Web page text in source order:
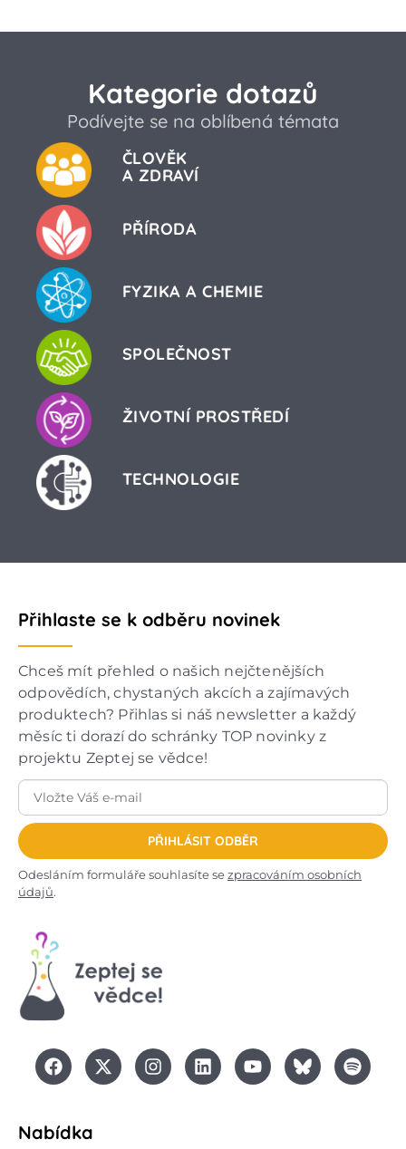
Kategorie dotazů
Podívejte se na oblíbená témata
ČLOVĚK
A ZDRAVÍ
PŘÍRODA
FYZIKA A CHEMIE
SPOLEČNOST
ŽIVOTNÍ PROSTŘEDÍ
TECHNOLOGIE
Přihlaste se k odběru novinek
Chceš mít přehled o našich nejčtenějších
odpovědích, chystaných akcích a zajímavých
produktech? Přihlas si náš newsletter a každý
měsíc ti dorazí do schránky TOP novinky z
projektu Zeptej se vědce!
PŘIHLÁSIT ODBĚR
Odesláním formuláře souhlasíte sezpracováním osobních
údajů.
Nabídka